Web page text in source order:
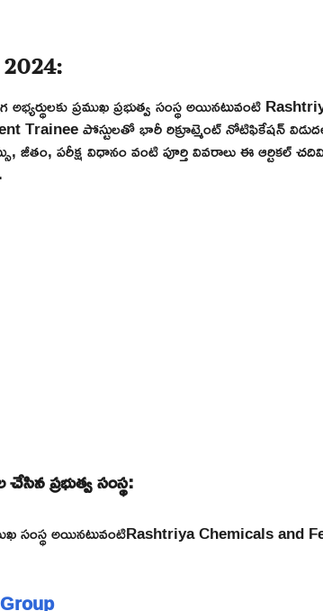
ప్రముఖ ప్రభుత్వ సంస్థ అయినటువంటి
Trainee పోస్టులతో భారీ రిక్రూట్మెంట్ నోటిఫికేషన్
జీతం, పరీక్ష విధానం వంటి పూర్తి వివరాలు ఈ ఆర్టికల్
ప్రభుత్వ సంస్థ:
సంస్థ అయినటువంటిRashtriya Chemicals and